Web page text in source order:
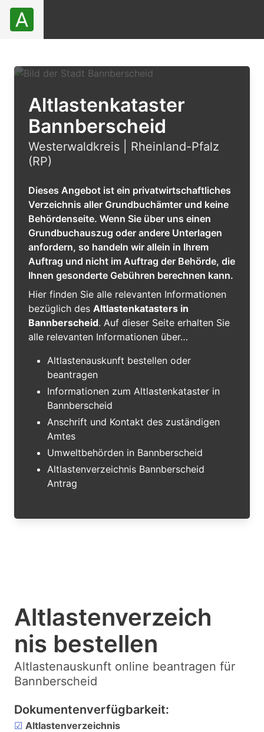
Altlastenkataster
Bannberscheid
Westerwaldkreis | Rheinland-Pfalz
(RP)
Dieses Angebot ist ein privatwirtschaftliches
Verzeichnis aller Grundbuchämter und keine
Behördenseite. Wenn Sie über uns einen
Grundbuchauszug oder andere Unterlagen
anfordern, so handeln wir allein in Ihrem
Auftrag und nicht im Auftrag der Behörde, die
Ihnen gesonderte Gebühren berechnen kann.
Hier finden Sie alle relevanten Informationen
bezüglich des Altlastenkatasters in
Bannberscheid. Auf dieser Seite erhalten Sie
alle relevanten Informationen über…
Altlastenauskunft bestellen oder
beantragen
Informationen zum Altlastenkataster in
Bannberscheid
Anschrift und Kontakt des zuständigen
Amtes
Umweltbehörden in Bannberscheid
Altlastenverzeichnis Bannberscheid
Antrag
Altlastenverzeich
nis bestellen
Altlastenauskunft online beantragen für
Bannberscheid
Dokumentenverfügbarkeit:
☑ Altlastenverzeichnis